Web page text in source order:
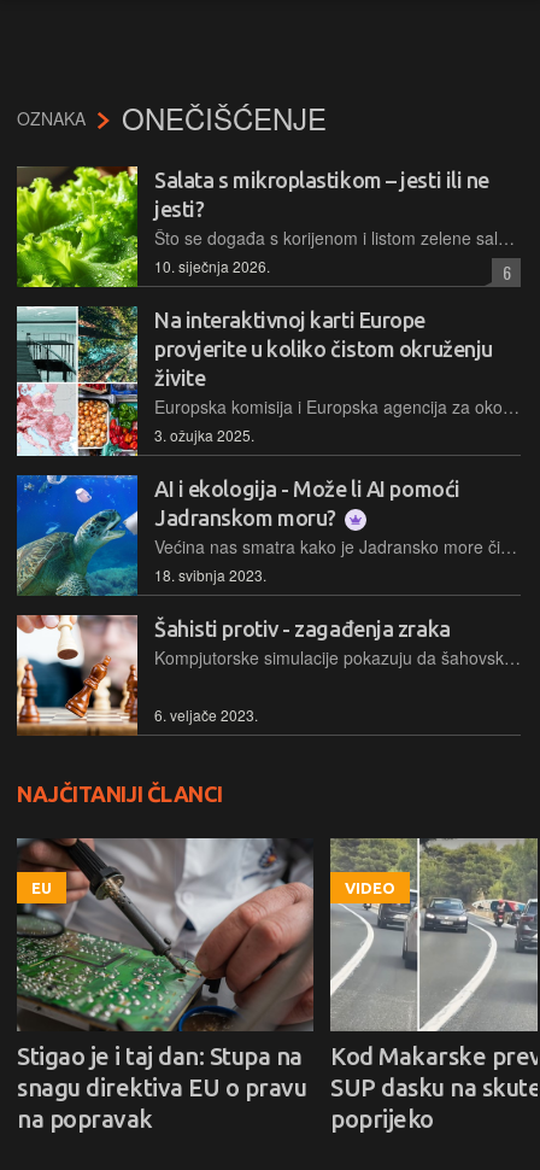
OZNAKA ONEČIŠĆENJE
Salata s mikroplastikom – jesti ili ne
jesti?
Što se događa s korijenom i listom zelene salate ako se uzgaja na tlu onečišćenom mikroplastikom? Odgovor na to pitanje daje istraživanje poljskih znanstvenika.
10. siječnja 2026. 6
Na interaktivnoj karti Europe
provjerite u koliko čistom okruženju
živite
Europska komisija i Europska agencija za okoliš objavile su drugo izvješće o praćenju i izgledima za postizanje nulte stope onečišćenja te ga popratile prikazom napretka u postizanju čišćeg zraka vode i tla
3. ožujka 2025.
AI i ekologija - Može li AI pomoći
Jadranskom moru?
Većina nas smatra kako je Jadransko more čisto. Međutim, nedavno je neobično jaka oseka spustila razinu mora i iznijela na vidjelo izgled podmorja uz obalu. Našlo se tu koječega, od odbačenih automobilskih guma, do plastičnih boca. Kako je Jadransko more u dobroj mjeri zatvoreno more, u njemu nema velike visinske razlike između plime i oseke pa se takve pojave rijetko javljaju
18. svibnja 2023.
Šahisti protiv - zagađenja zraka
Kompjutorske simulacije pokazuju da šahovski majstori vuku lošije poteze kad je zrak loš, što ukazuje na negativan učinak zagađenja na kognitivne sposobnosti
6. veljače 2023.
NAJČITANIJI ČLANCI
EU
Stigao je i taj dan: Stupa na
snagu direktiva EU o pravu
na popravak
VIDEO
Kod Makarske
SUP dasku na
poprijeko